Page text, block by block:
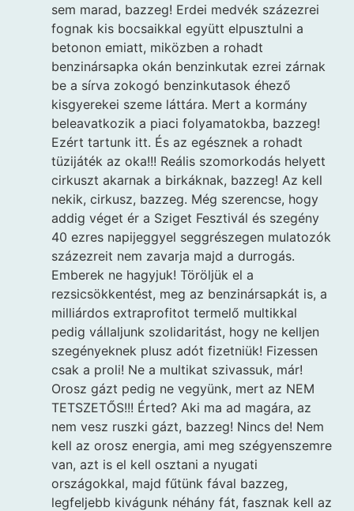
sem marad, bazzeg! Erdei medvék százezrei
fognak kis bocsaikkal együtt elpusztulni a
betonon emiatt, miközben a rohadt
benzinársapka okán benzinkutak ezrei zárnak
be a sírva zokogó benzinkutasok éhező
kisgyerekei szeme láttára. Mert a kormány
beleavatkozik a piaci folyamatokba, bazzeg!
Ezért tartunk itt. És az egésznek a rohadt
tüzijáték az oka!!! Reális szomorkodás helyett
cirkuszt akarnak a birkáknak, bazzeg! Az kell
nekik, cirkusz, bazzeg. Még szerencse, hogy
addig véget ér a Sziget Fesztivál és szegény
40 ezres napijeggyel seggrészegen mulatozók
százezreit nem zavarja majd a durrogás.
Emberek ne hagyjuk! Töröljük el a
rezsicsökkentést, meg az benzinársapkát is, a
milliárdos extraprofitot termelő multikkal
pedig vállaljunk szolidaritást, hogy ne kelljen
szegényeknek plusz adót fizetniük! Fizessen
csak a proli! Ne a multikat szivassuk, már!
Orosz gázt pedig ne vegyünk, mert az NEM
TETSZETŐS!!! Érted? Aki ma ad magára, az
nem vesz ruszki gázt, bazzeg! Nincs de! Nem
kell az orosz energia, ami meg szégyenszemre
van, azt is el kell osztani a nyugati
országokkal, majd fűtünk fával bazzeg,
legfeljebb kivágunk néhány fát, fasznak kell az